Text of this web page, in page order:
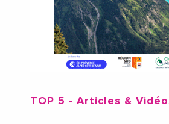
TOP 5 - Articles &